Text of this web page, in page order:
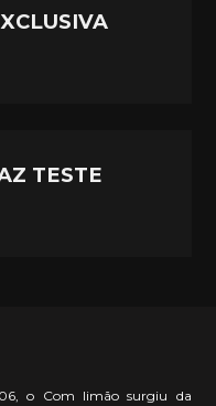
TESTE
o Com limão surgiu da